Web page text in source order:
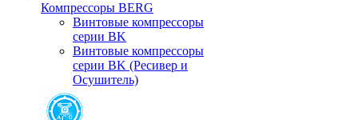
Компрессоры BERG
Винтовые компрессоры
серии BK
Винтовые компрессоры
серии BK (Ресивер и
Осушитель)